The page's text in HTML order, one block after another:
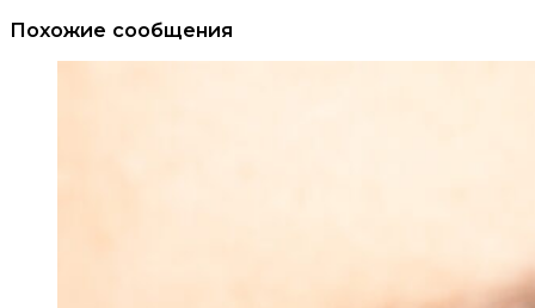
Похожие сообщения